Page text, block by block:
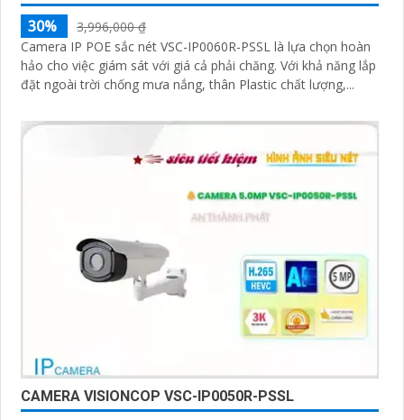
30%
3,996,000 ₫
Camera IP POE sắc nét VSC-IP0060R-PSSL là lựa chọn hoàn
hảo cho việc giám sát với giá cả phải chăng. Với khả năng lắp
đặt ngoài trời chống mưa nắng, thân Plastic chất lượng,...
CAMERA VISIONCOP VSC-IP0050R-PSSL